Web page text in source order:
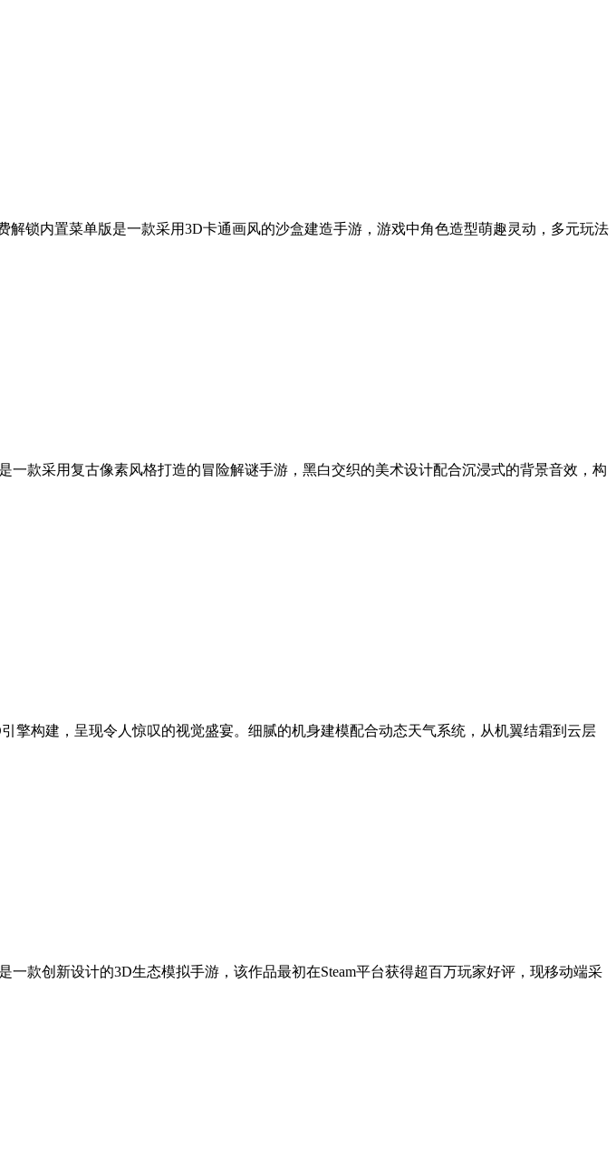
锁内置菜单版是一款采用3D卡通画风的沙盒建造手游，游戏中角色造型萌趣灵动，多元玩法
款采用复古像素风格打造的冒险解谜手游，黑白交织的美术设计配合沉浸式的背景音效，构
擎构建，呈现令人惊叹的视觉盛宴。细腻的机身建模配合动态天气系统，从机翼结霜到云层
款创新设计的3D生态模拟手游，该作品最初在Steam平台获得超百万玩家好评，现移动端采